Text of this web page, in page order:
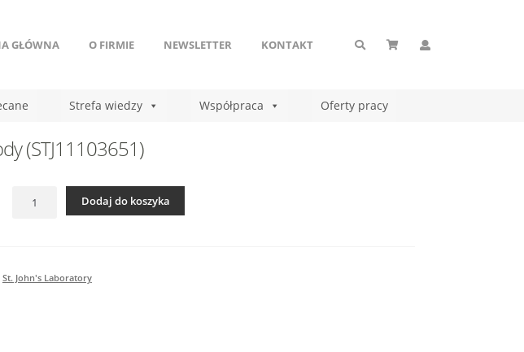
GŁÓWNA O FIRMIE NEWSLETTER KONTAKT
Strefa wiedzy Współpraca Oferty pracy
(STJ11103651)
Anti-
beta/Theta
Dodaj do koszyka
St. John's Laboratory